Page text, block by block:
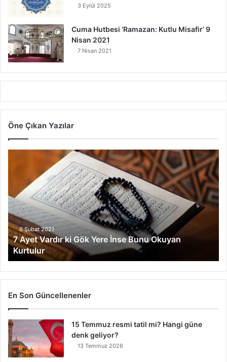
3 Eylül 2025
Cuma Hutbesi ‘Ramazan: Kutlu Misafir’ 9
Nisan 2021
7 Nisan 2021
Öne Çıkan Yazılar
t
V
a
r
d
r
k
i
G
Y
e
r
e
6 Şubat 2021
7 Ayet Vardır ki Gök Yere İnse Bunu Okuyan
Kurtulur
En Son Güncellenenler
15 Temmuz resmi tatil mi? Hangi güne
denk geliyor?
13 Temmuz 2026